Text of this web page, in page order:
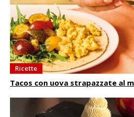
Ricette
Tacos con uova strapazzate al